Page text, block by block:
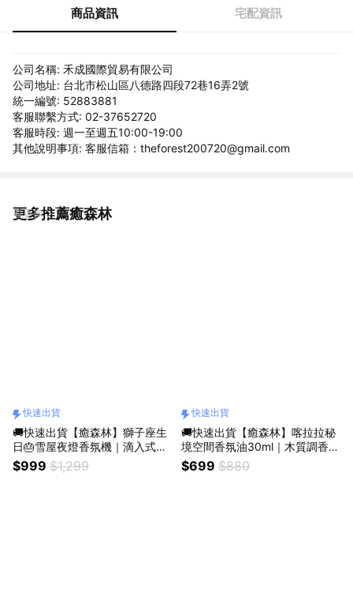
商品資訊 宅配資訊
公司名稱: 禾成國際貿易有限公司
公司地址: 台北市松山區八德路四段72巷16弄2號
統一編號: 52883881
客服聯繫方式: 02-37652720
客服時段: 週一至週五10:00-19:00
其他說明事項: 客服信箱：theforest200720@gmail.com
更多推薦癒森林
看更多
快速出貨
🚚快速出貨【癒森林】獅子座生
日🎂雪屋夜燈香氛機｜滴入式擴
香+15ml香氛油（收禮人自選香
氣／生日禮物／交換禮物／質感
$999 $1,299
快速出貨
🚚快速出貨【癒森林】喀拉拉秘
境空間香氛油30ml｜木質調香草
香（擴香專用／質感香氛／療癒
小物／獨特香氛）
$699 $880